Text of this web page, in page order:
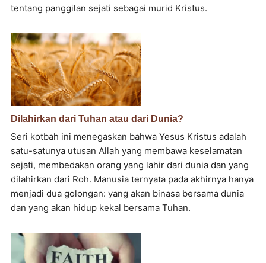
tentang panggilan sejati sebagai murid Kristus.
Dilahirkan dari Tuhan atau dari Dunia?
Seri kotbah ini menegaskan bahwa Yesus Kristus adalah
satu-satunya utusan Allah yang membawa keselamatan
sejati, membedakan orang yang lahir dari dunia dan yang
dilahirkan dari Roh. Manusia ternyata pada akhirnya hanya
menjadi dua golongan: yang akan binasa bersama dunia
dan yang akan hidup kekal bersama Tuhan.